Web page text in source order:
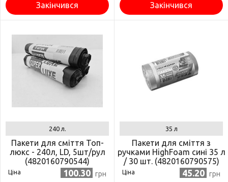
Закінчився Закінчився
240 л.
Пакети для сміття Топ-
люкс - 240л, LD, 5шт/рул
(4820160790544)
Ціна 100.30 грн
35 л
Пакети для сміття з
ручками HighFoam сині 35 л
/ 30 шт. (4820160790575)
Ціна 45.20 грн